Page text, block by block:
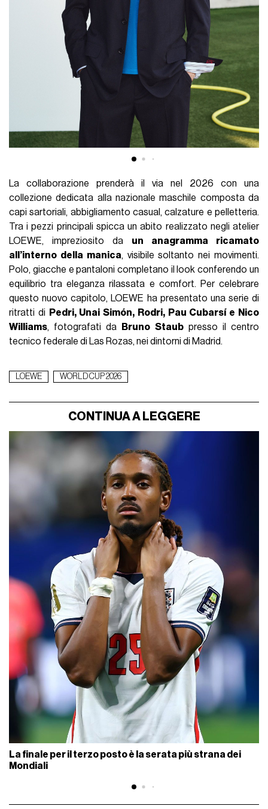
La collaborazione prenderà il via nel 2026 con una
collezione dedicata alla nazionale maschile composta da
capi sartoriali, abbigliamento casual, calzature e pelletteria.
Tra i pezzi principali spicca un abito realizzato negli atelier
LOEWE, impreziosito da un anagramma ricamato
all’interno della manica, visibile soltanto nei movimenti.
Polo, giacche e pantaloni completano il look conferendo un
equilibrio tra eleganza rilassata e comfort. Per celebrare
questo nuovo capitolo, LOEWE ha presentato una serie di
ritratti di
Pedri, Unai Simón, Rodri, Pau Cubarsí e Nico
Williams, fotografati da Bruno Staubpresso il centro
tecnico federale di Las Rozas, nei dintorni di Madrid.
LOEWE WORLD CUP 2026
CONTINUA A LEGGERE
La finale per il terzo posto è la serata più strana dei
Mondiali